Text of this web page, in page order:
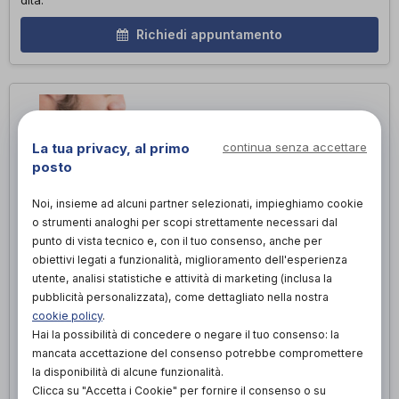
Richiedi appuntamento
PROTESI PER AMPUTAZIONE DI MANO/POLSO
Una protesi per amputazione di mano/polso è caratterizzata da
diverse caratteristiche che mirano a ripristinare la funzionalità
e l'estetica dell'arto mancante. Realizzata su misura, consente
La tua privacy, al primo
posto
continua senza accettare
Noi, insieme ad alcuni partner selezionati, impieghiamo cookie
o strumenti analoghi per scopi strettamente necessari dal
punto di vista tecnico e, con il tuo consenso, anche per
obiettivi legati a funzionalità, miglioramento dell'esperienza
utente, analisi statistiche e attività di marketing (inclusa la
pubblicità personalizzata), come dettagliato nella nostra
cookie policy.
Hai la possibilità di concedere o negare il tuo consenso: la
mancata accettazione del consenso potrebbe compromettere
la disponibilità di alcune funzionalità.
Clicca su "Accetta i Cookie" per fornire il consenso o su